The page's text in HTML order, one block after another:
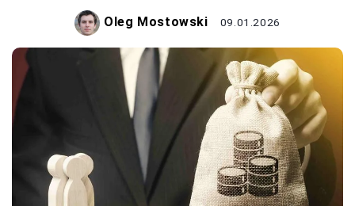
Oleg Mostowski 09.01.2026